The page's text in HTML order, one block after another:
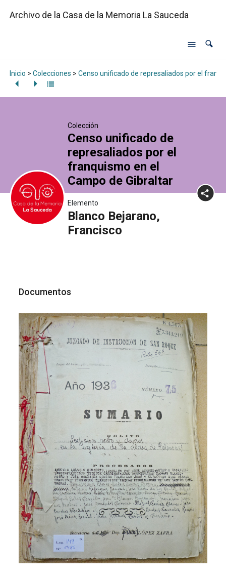
Archivo de la Casa de la Memoria La Sauceda
Inicio > Colecciones > Censo unificado de represaliados por el
Colección
Censo unificado de
represaliados por el
franquismo en el
Campo de Gibraltar
Elemento
Blanco Bejarano,
Francisco
Documentos